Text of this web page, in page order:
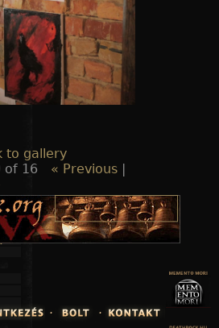
to gallery
of 16
« Previous |